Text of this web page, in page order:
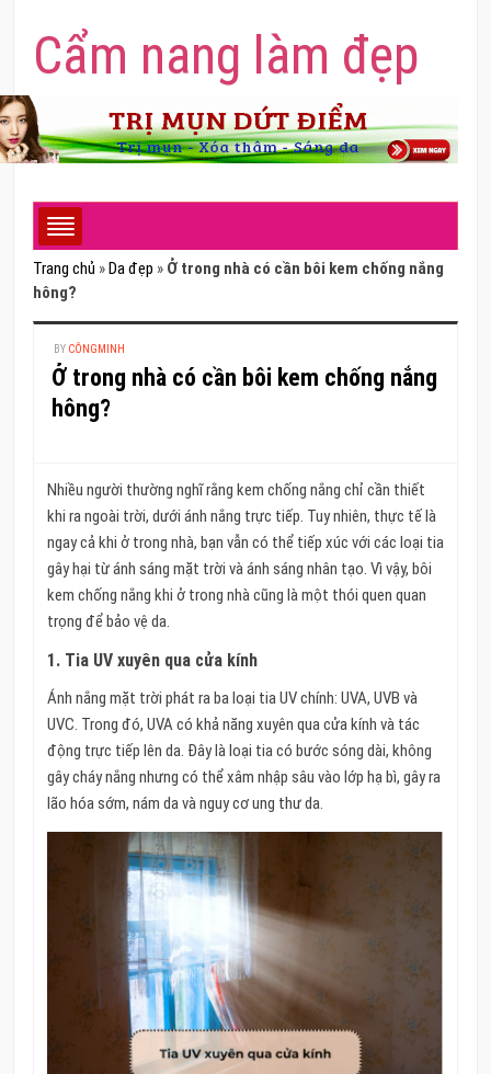
Cẩm nang làm đẹp
Trang chủ » Da đẹp » Ở trong nhà có cần bôi kem chống nắng
hông?
BY CÔNGMINH
Ở trong nhà có cần bôi kem chống nắng
hông?
Nhiều người thường nghĩ rằng kem chống nắng chỉ cần thiết
khi ra ngoài trời, dưới ánh nắng trực tiếp. Tuy nhiên, thực tế là
ngay cả khi ở trong nhà, bạn vẫn có thể tiếp xúc với các loại tia
gây hại từ ánh sáng mặt trời và ánh sáng nhân tạo. Vì vậy, bôi
kem chống nắng khi ở trong nhà cũng là một thói quen quan
trọng để bảo vệ da.
1. Tia UV xuyên qua cửa kính
Ánh nắng mặt trời phát ra ba loại tia UV chính: UVA, UVB và
UVC. Trong đó, UVA có khả năng xuyên qua cửa kính và tác
động trực tiếp lên da. Đây là loại tia có bước sóng dài, không
gây cháy nắng nhưng có thể xâm nhập sâu vào lớp hạ bì, gây ra
lão hóa sớm, nám da và nguy cơ ung thư da.